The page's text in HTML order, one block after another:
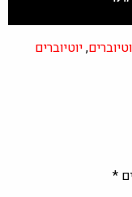
,יוטיוברים
*